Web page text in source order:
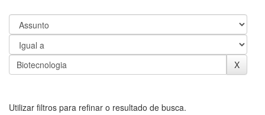
Utilizar filtros para refinar o resultado de busca.